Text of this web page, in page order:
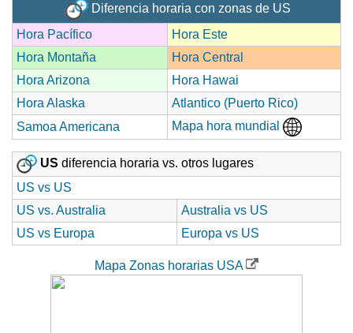
Diferencia horaria con zonas de US
Hora Pacífico
Hora Este
Hora Montaña
Hora Central
Hora Arizona
Hora Hawai
Hora Alaska
Atlantico (Puerto Rico)
Samoa Americana
Mapa hora mundial
US diferencia horaria vs. otros lugares
US vs US
US vs. Australia
Australia vs US
US vs Europa
Europa vs US
Mapa Zonas horarias USA